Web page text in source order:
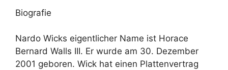
Biografie
Nardo Wicks eigentlicher Name ist Horace
Bernard Walls III. Er wurde am 30. Dezember
2001 geboren. Wick hat einen Plattenvertrag